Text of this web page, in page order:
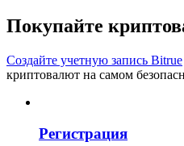
Анализ больших данных,
Покупайте
Создайте учетную запись Bitrue
криптовалют на самом
Регистрация